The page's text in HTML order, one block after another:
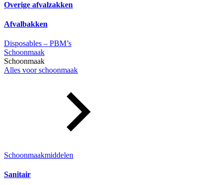
Overige afvalzakken
Afvalbakken
Disposables – PBM’s
Schoonmaak
Schoonmaak
Alles voor schoonmaak
Schoonmaakmiddelen
Sanitair